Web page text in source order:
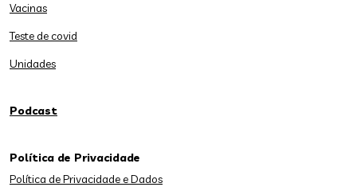
Vacinas
Teste de covid
Unidades
Podcast
Política de Privacidade
Política de Privacidade e Dados